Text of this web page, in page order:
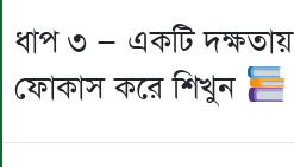
ধাপ ৩ — একটি দক্ষতায়
ফোকাস করে শিখুন